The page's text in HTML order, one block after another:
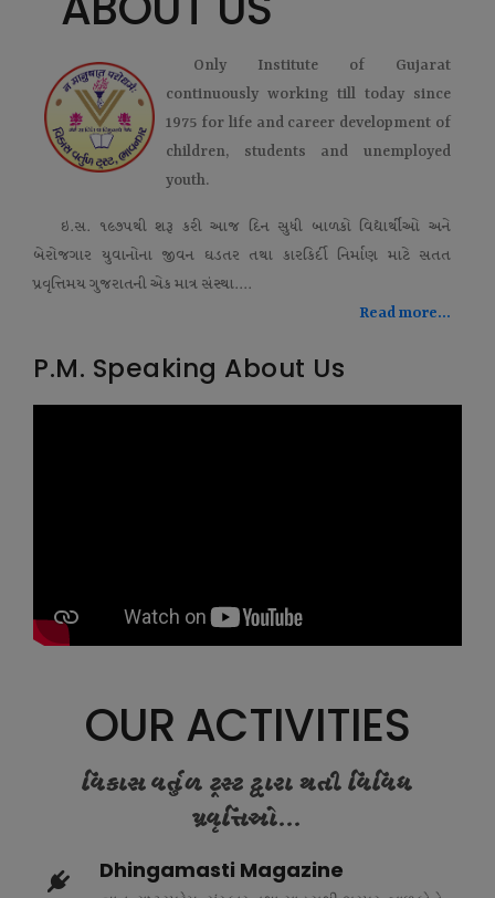
Only Institute of Gujarat
continuously working till today since
1975 for life and career development of
children, students and unemployed
youth.
ઇ.સ. ૧૯૭૫થી શરૂ કરી આજ દિન સુધી બાળકો વિદ્યાર્થીઓ અને
બેરોજગાર યુવાનોના જીવન ઘડતર તથા કારકિર્દી નિર્માણ માટે સતત
પ્રવૃત્તિમય ગુજરાતની એક માત્ર સંસ્થા....
Read more...
P.M. Speaking About Us
OUR ACTIVITIES
વિકાસ વર્તુળ ટ્રસ્ટ દ્વારા થતી વિવિધ
પ્રવૃત્તિઓ...
Dhingamasti Magazine